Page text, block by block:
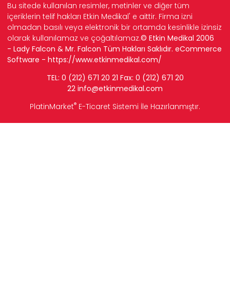
Bu sitede kullanılan resimler, metinler ve diğer tüm
içeriklerin telif hakları Etkin Medikal' e aittir. Firma izni
olmadan basılı veya elektronik bir ortamda kesinlikle izinsiz
olarak kullanılamaz ve çoğaltılamaz.© Etkin Medikal 2006
- Lady Falcon & Mr. Falcon Tüm Hakları Saklıdır. eCommerce
Software - https://www.etkinmedikal.com/
TEL: 0 (212) 671 20 21 Fax: 0 (212) 671 20
22 info@etkinmedikal.com
PlatinMarket® E-Ticaret Sistemi İle Hazırlanmıştır.